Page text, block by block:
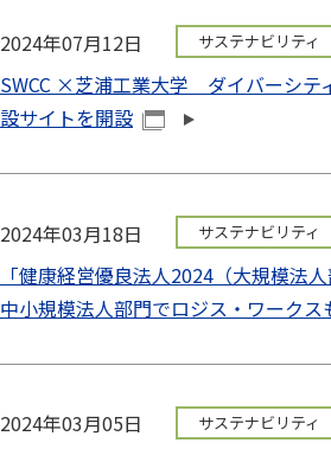
2024年07月12日 サステナビリティ
SWCC ×芝浦工業大学 ダイバーシテ
設サイトを開設
2024年03月18日 サステナビリティ
「健康経営優良法人2024（大規模法
中小規模法人部門でロジス・ワークス
2024年03月05日 サステナビリティ